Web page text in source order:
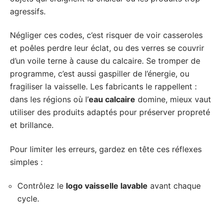
agressifs.
Négliger ces codes, c’est risquer de voir casseroles
et poêles perdre leur éclat, ou des verres se couvrir
d’un voile terne à cause du calcaire. Se tromper de
programme, c’est aussi gaspiller de l’énergie, ou
fragiliser la vaisselle. Les fabricants le rappellent :
dans les régions où l’eau calcaire domine, mieux vaut
utiliser des produits adaptés pour préserver propreté
et brillance.
Pour limiter les erreurs, gardez en tête ces réflexes
simples :
Contrôlez le logo vaisselle lavable avant chaque
cycle.